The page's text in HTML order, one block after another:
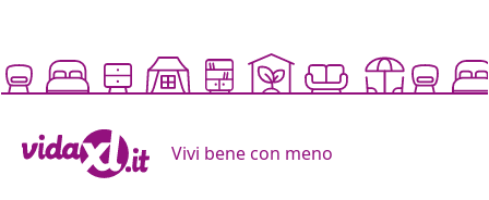
Vivi bene con meno